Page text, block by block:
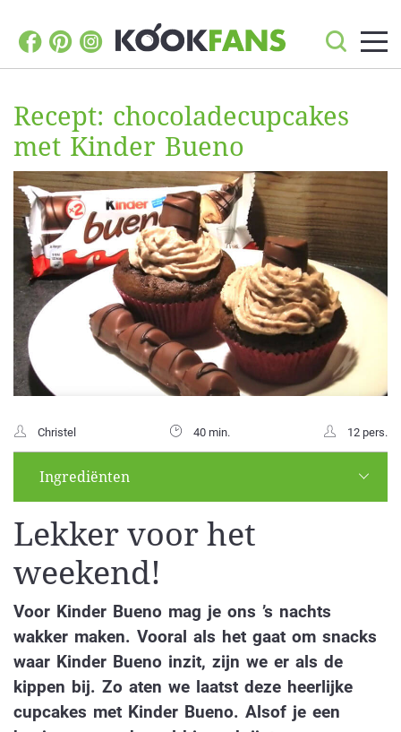
Recept: chocoladecupcakes
met Kinder Bueno
Christel 40 min. 12 pers.
Ingrediënten
Lekker voor het
weekend!
Voor Kinder Bueno mag je ons ’s nachts
wakker maken. Vooral als het gaat om snacks
waar Kinder Bueno inzit, zijn we er als de
kippen bij. Zo aten we laatst deze heerlijke
cupcakes met Kinder Bueno. Alsof je een